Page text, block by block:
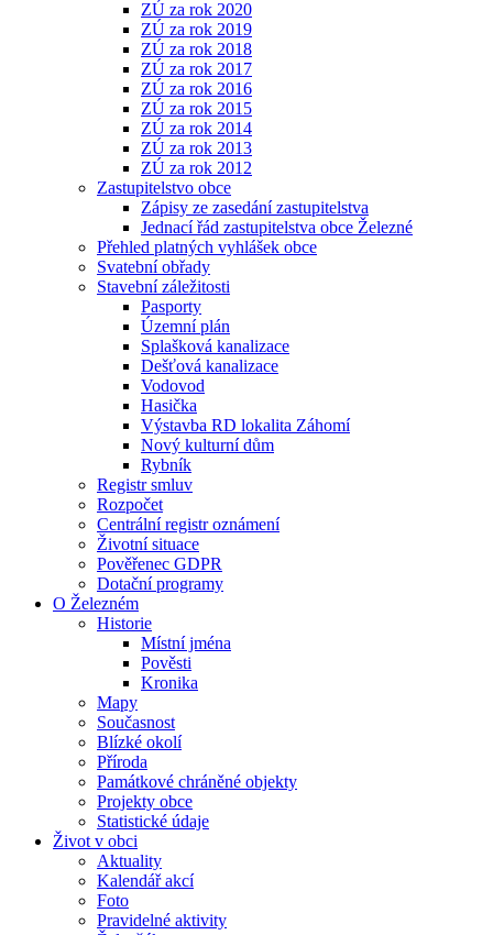
ZÚ za rok 2020
ZÚ za rok 2019
ZÚ za rok 2018
ZÚ za rok 2017
ZÚ za rok 2016
ZÚ za rok 2015
ZÚ za rok 2014
ZÚ za rok 2013
ZÚ za rok 2012
Zastupitelstvo obce
Zápisy ze zasedání zastupitelstva
Jednací řád zastupitelstva obce Železné
Přehled platných vyhlášek obce
Svatební obřady
Stavební záležitosti
Pasporty
Územní plán
Splašková kanalizace
Dešťová kanalizace
Vodovod
Hasička
Výstavba RD lokalita Záhomí
Nový kulturní dům
Rybník
Registr smluv
Rozpočet
Centrální registr oznámení
Životní situace
Pověřenec GDPR
Dotační programy
O Železném
Historie
Místní jména
Pověsti
Kronika
Mapy
Současnost
Blízké okolí
Příroda
Památkové chráněné objekty
Projekty obce
Statistické údaje
Život v obci
Aktuality
Kalendář akcí
Foto
Pravidelné aktivity